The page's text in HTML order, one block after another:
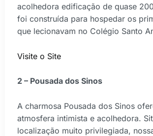
acolhedora edificação de quase
foi construída para hospedar os
que lecionavam no Colégio Santo
Visite o Site
2 – Pousada dos Sinos
A charmosa Pousada dos Sinos
atmosfera intimista e acolhedora.
localização muito privilegiada,